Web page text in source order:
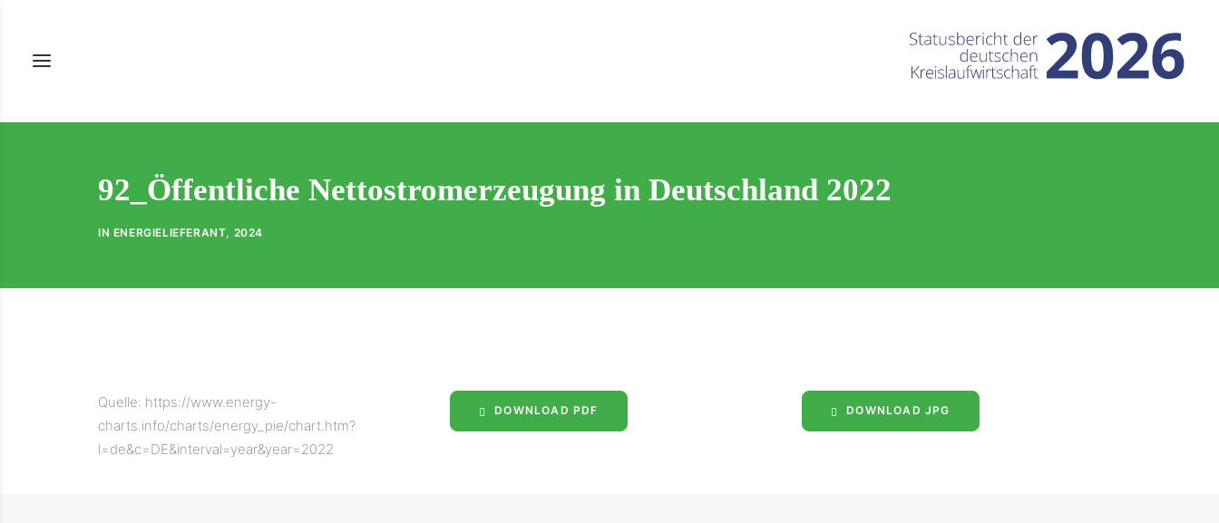
92_Öffentliche Nettostromerzeugung in Deutschland 2022
IN ENERGIELIEFERANT, 2024
Quelle: https://www.energy-
charts.info/charts/energy_pie/chart.htm?
l=de&c=DE&interval=year&year=2022
DOWNLOAD PDF DOWNLOAD JPG